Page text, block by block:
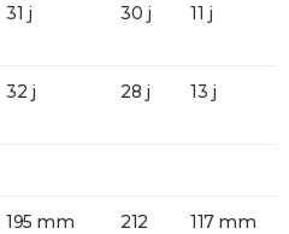
31 j 30 j 11 j
32 j 28 j 13 j
195 mm
212
117 mm